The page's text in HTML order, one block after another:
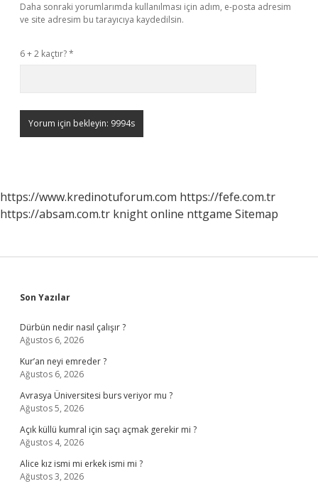
Daha sonraki yorumlarımda kullanılması için adım, e-posta adresim
ve site adresim bu tarayıcıya kaydedilsin.
6 + 2 kaçtır?*
https://www.kredinotuforum.com https://fefe.com.tr
https://absam.com.tr knight online nttgame Sitemap
Sidebar
Son Yazılar
Dürbün nedir nasıl çalışır ?
Ağustos 6, 2026
Kur’an neyi emreder ?
Ağustos 6, 2026
Avrasya Üniversitesi burs veriyor mu ?
Ağustos 5, 2026
Açık küllü kumral için saçı açmak gerekir mi ?
Ağustos 4, 2026
Alice kız ismi mi erkek ismi mi ?
Ağustos 3, 2026